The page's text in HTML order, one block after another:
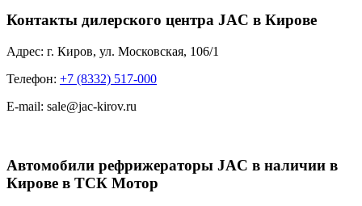
Контакты дилерского центра JAC в Кирове
Адрес: г. Киров, ул. Московская, 106/1
Телефон: +7 (8332) 517-000
E-mail: sale@jac-kirov.ru
Автомобили рефрижераторы JAC в наличии в
Кирове в ТСК Мотор